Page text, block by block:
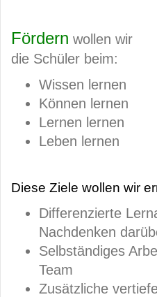
Fördern wollen wir
die Schüler beim:
Wissen lernen
Können lernen
Lernen lernen
Leben lernen
Diese Ziele wollen wir
Differenzierte
Nachdenken
Selbständiges
Team
Zusätzliche